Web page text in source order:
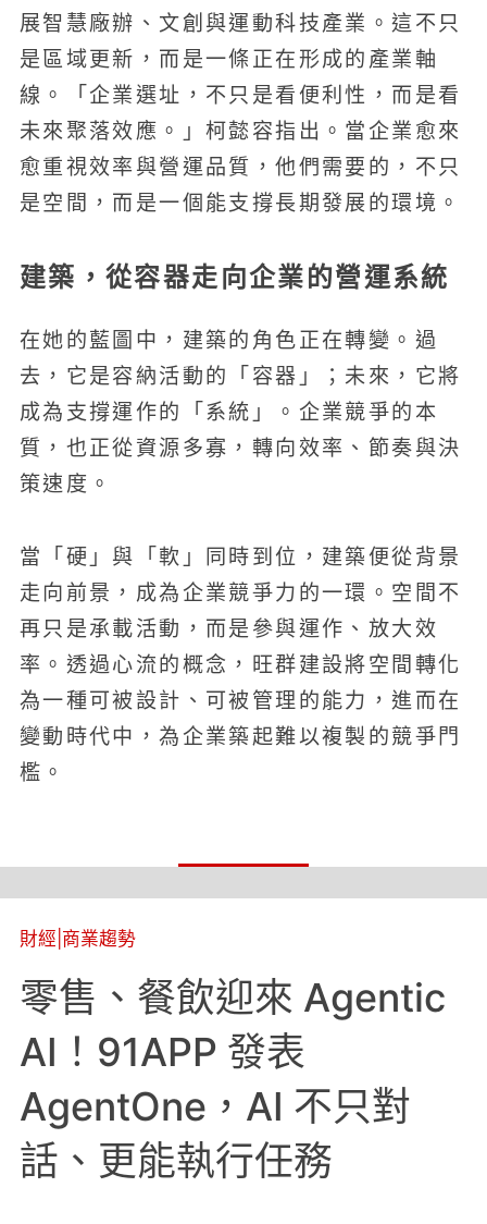
展智慧廠辦、文創與運動科技產業。這不只
是區域更新，而是一條正在形成的產業軸
線。「企業選址，不只是看便利性，而是看
未來聚落效應。」柯懿容指出。當企業愈來
愈重視效率與營運品質，他們需要的，不只
是空間，而是一個能支撐長期發展的環境。
建築，從容器走向企業的營運系統
在她的藍圖中，建築的角色正在轉變。過
去，它是容納活動的「容器」；未來，它將
成為支撐運作的「系統」。企業競爭的本
質，也正從資源多寡，轉向效率、節奏與決
策速度。
當「硬」與「軟」同時到位，建築便從背景
走向前景，成為企業競爭力的一環。空間不
再只是承載活動，而是參與運作、放大效
率。透過心流的概念，旺群建設將空間轉化
為一種可被設計、可被管理的能力，進而在
變動時代中，為企業築起難以複製的競爭門
檻。
財經 商業趨勢
零售、餐飲迎來 Agentic
AI！91APP 發表
AgentOne，AI 不只對
話、更能執行任務